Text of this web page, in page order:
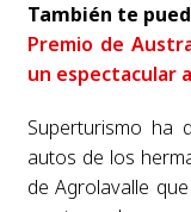
También te
Premio de
un espectacular
Superturismo ha
autos de los
de Agrolavalle